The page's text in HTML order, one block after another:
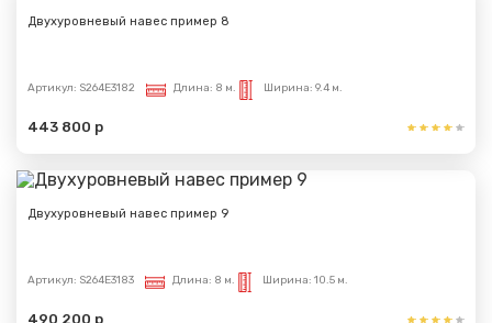
Двухуровневый навес пример 8
Артикул: S264E3182 Длина: 8 м. Ширина: 9.4 м.
443 800 р
Двухуровневый навес пример 9
Артикул: S264E3183 Длина: 8 м. Ширина: 10.5 м.
490 200 р